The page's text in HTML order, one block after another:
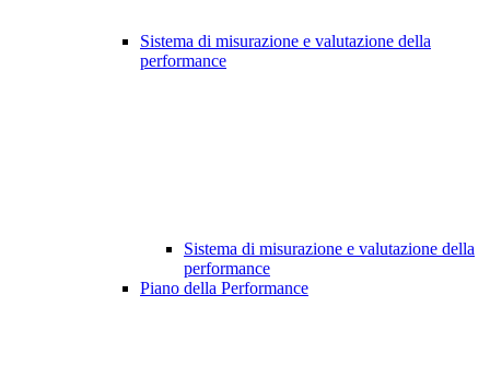
Sistema di misurazione e valutazione della
performance
Sistema di misurazione e valutazione della
performance
Piano della Performance